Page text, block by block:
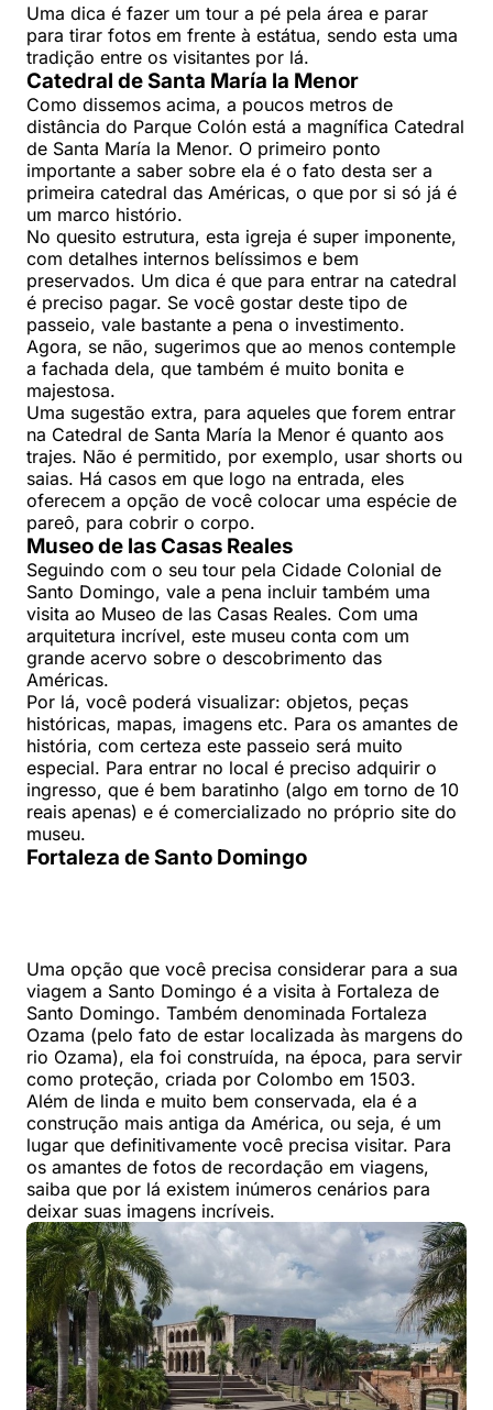
Uma dica é fazer um tour a pé pela área e parar
para tirar fotos em frente à estátua, sendo esta uma
tradição entre os visitantes por lá.
Catedral de Santa María la Menor
Como dissemos acima, a poucos metros de
distância do Parque Colón está a magnífica Catedral
de Santa María la Menor. O primeiro ponto
importante a saber sobre ela é o fato desta ser a
primeira catedral das Américas, o que por si só já é
um marco histório.
No quesito estrutura, esta igreja é super imponente,
com detalhes internos belíssimos e bem
preservados. Um dica é que para entrar na catedral
é preciso pagar. Se você gostar deste tipo de
passeio, vale bastante a pena o investimento.
Agora, se não, sugerimos que ao menos contemple
a fachada dela, que também é muito bonita e
majestosa.
Uma sugestão extra, para aqueles que forem entrar
na Catedral de Santa María la Menor é quanto aos
trajes. Não é permitido, por exemplo, usar shorts ou
saias. Há casos em que logo na entrada, eles
oferecem a opção de você colocar uma espécie de
pareô, para cobrir o corpo.
Museo de las Casas Reales
Seguindo com o seu tour pela Cidade Colonial de
Santo Domingo, vale a pena incluir também uma
visita ao Museo de las Casas Reales. Com uma
arquitetura incrível, este museu conta com um
grande acervo sobre o descobrimento das
Américas.
Por lá, você poderá visualizar: objetos, peças
históricas, mapas, imagens etc. Para os amantes de
história, com certeza este passeio será muito
especial. Para entrar no local é preciso adquirir o
ingresso, que é bem baratinho (algo em torno de 10
reais apenas) e é comercializado no próprio site do
museu.
Fortaleza de Santo Domingo
Uma opção que você precisa considerar para a sua
viagem a Santo Domingo é a visita à Fortaleza de
Santo Domingo. Também denominada Fortaleza
Ozama (pelo fato de estar localizada às margens do
rio Ozama), ela foi construída, na época, para servir
como proteção, criada por Colombo em 1503.
Além de linda e muito bem conservada, ela é a
construção mais antiga da América, ou seja, é um
lugar que definitivamente você precisa visitar. Para
os amantes de fotos de recordação em viagens,
saiba que por lá existem inúmeros cenários para
deixar suas imagens incríveis.